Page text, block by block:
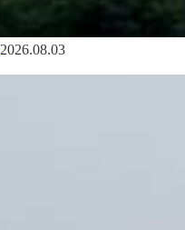
2026.08.03